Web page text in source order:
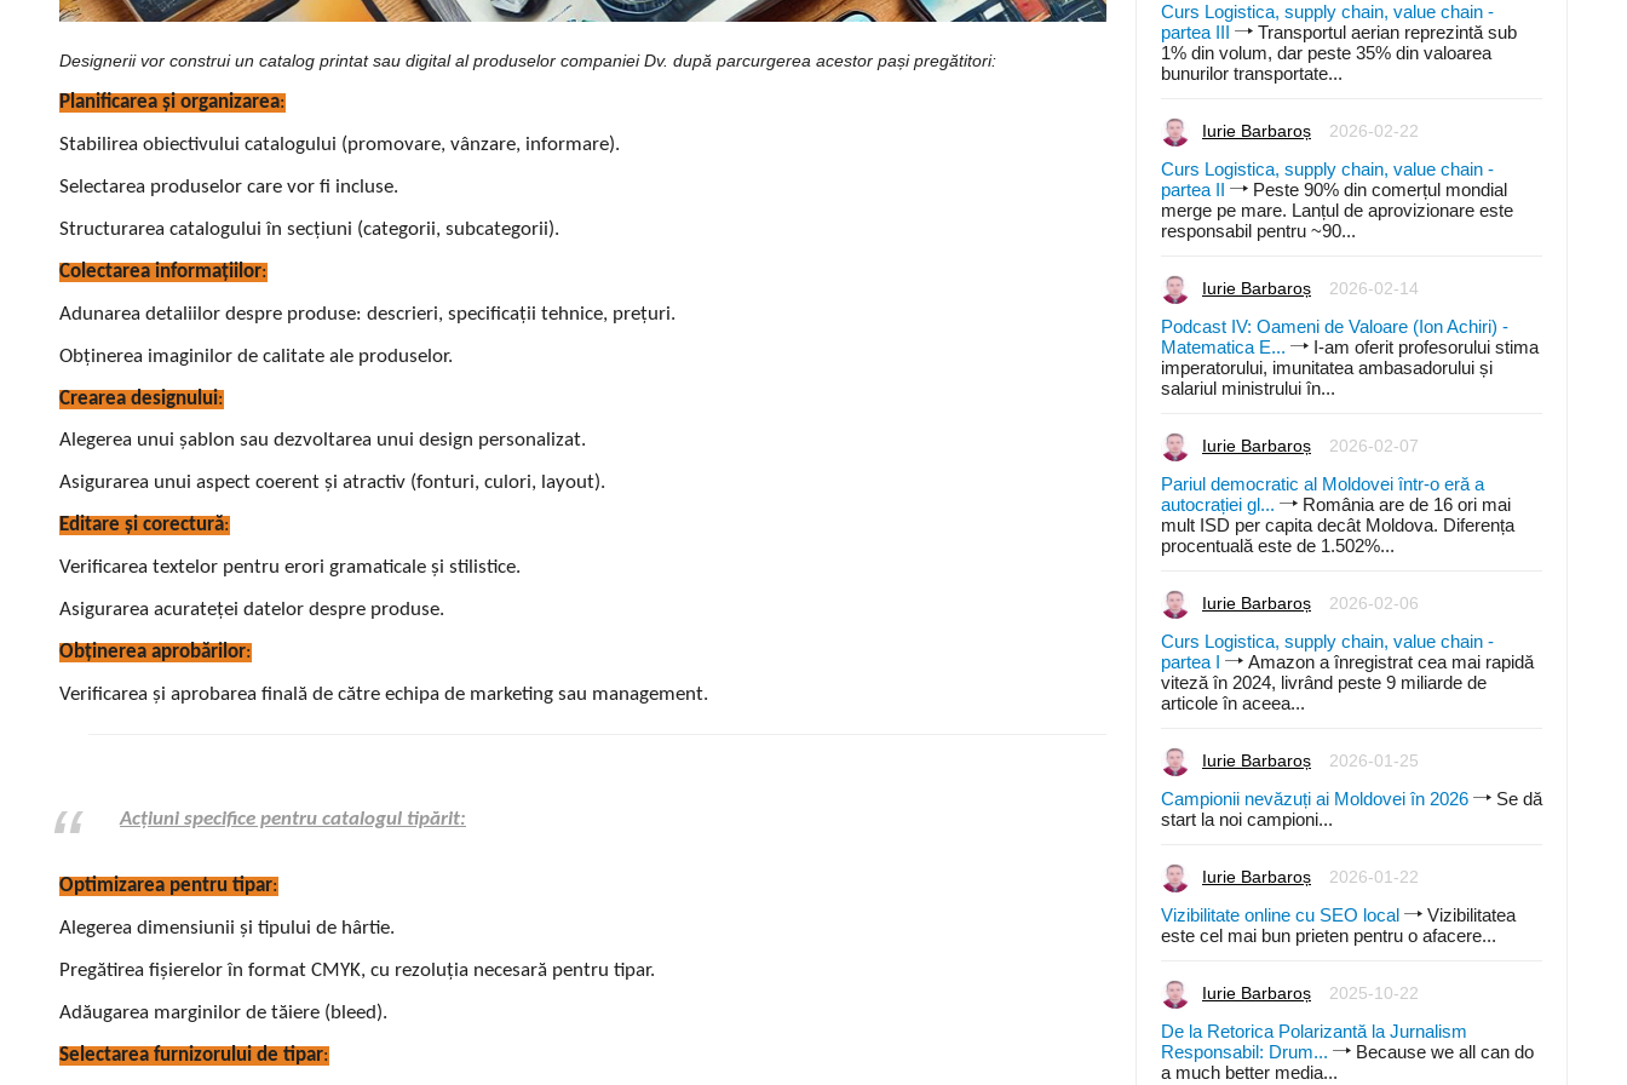
Designerii vor construi un catalog printat sau digital al produselor companiei Dv. după parcurgerea acestor pași pregătitori:
Planificarea și organizarea:
Stabilirea obiectivului catalogului (promovare, vânzare, informare).
Selectarea produselor care vor fi incluse.
Structurarea catalogului în secțiuni (categorii, subcategorii).
Colectarea informațiilor:
Adunarea detaliilor despre produse: descrieri, specificații tehnice, prețuri.
Obținerea imaginilor de calitate ale produselor.
Crearea designului:
Alegerea unui șablon sau dezvoltarea unui design personalizat.
Asigurarea unui aspect coerent și atractiv (fonturi, culori, layout).
Editare și corectură:
Verificarea textelor pentru erori gramaticale și stilistice.
Asigurarea acurateței datelor despre produse.
Obținerea aprobărilor:
Verificarea și aprobarea finală de către echipa de marketing sau management.
Acțiuni specifice pentru catalogul tipărit:
Optimizarea pentru tipar:
Alegerea dimensiunii și tipului de hârtie.
Pregătirea fișierelor în format CMYK, cu rezoluția necesară pentru tipar.
Adăugarea marginilor de tăiere (bleed).
Selectarea furnizorului de tipar:
Curs Logistica, supply chain, value chain -
partea III
Transportul aerian reprezintă sub
1% din volum, dar peste 35% din valoarea
bunurilor transportate...
Iurie Barbaroș 2026-02-22
Curs Logistica, supply chain, value chain -
partea II
Peste 90% din comerțul mondial
merge pe mare. Lanțul de aprovizionare este
responsabil pentru ~90...
Iurie Barbaroș 2026-02-14
Podcast IV: Oameni de Valoare (Ion Achiri) -
Matematica E...
I-am oferit profesorului stima
imperatorului, imunitatea ambasadorului și
salariul ministrului în...
Iurie Barbaroș 2026-02-07
Pariul democratic al Moldovei într-o eră a
autocrației gl...
România are de 16 ori mai
mult ISD per capita decât Moldova. Diferența
procentuală este de 1.502%...
Iurie Barbaroș 2026-02-06
Curs Logistica, supply chain, value chain -
partea I
Amazon a înregistrat cea mai rapidă
viteză în 2024, livrând peste 9 miliarde de
articole în aceea...
Iurie Barbaroș 2026-01-25
Campionii nevăzuți ai Moldovei în 2026
Se dă
start la noi campioni...
Iurie Barbaroș 2026-01-22
Vizibilitate online cu SEO local
Vizibilitatea
este cel mai bun prieten pentru o afacere...
Iurie Barbaroș 2025-10-22
De la Retorica Polarizantă la Jurnalism
Responsabil: Drum...
Because we all can do
a much better media...